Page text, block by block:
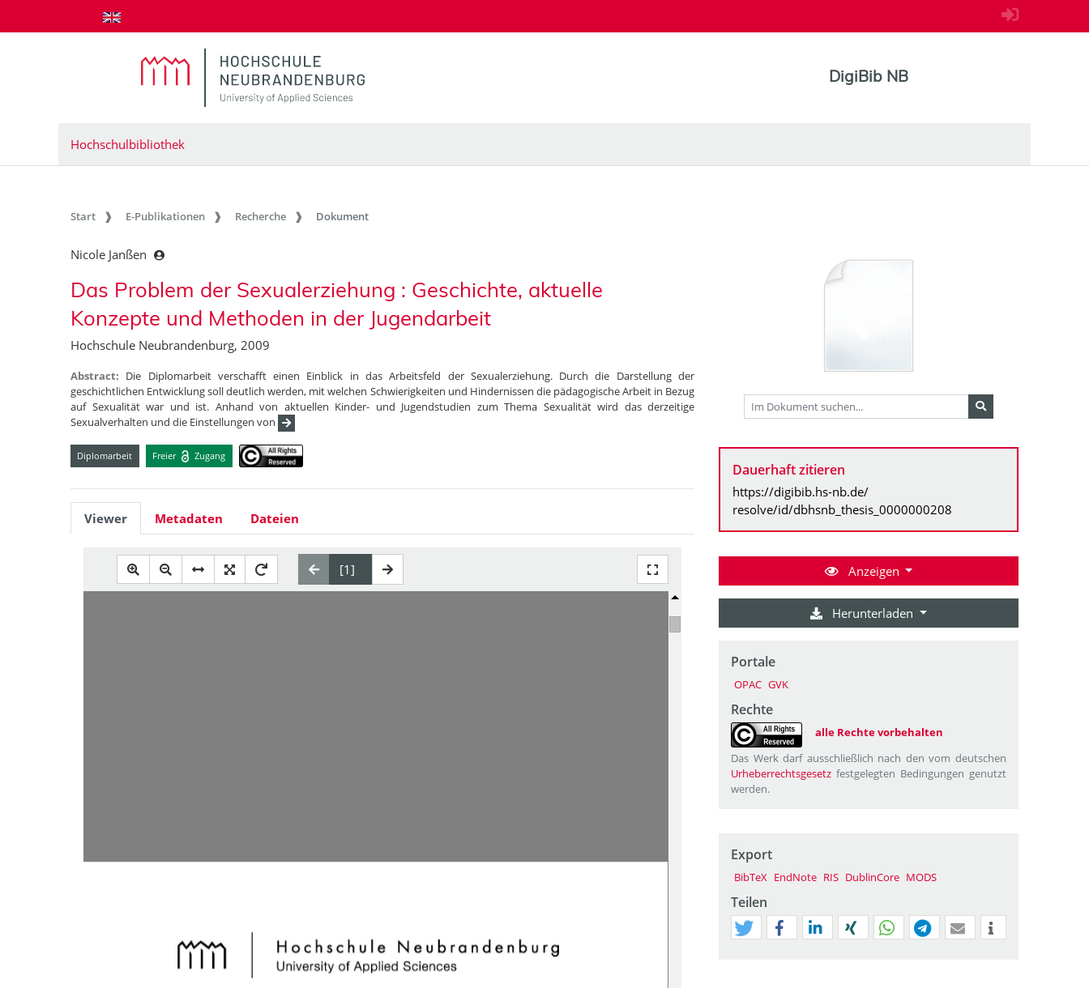
zum Inhalt springen
DigiBib NB
Hochschulbibliothek
Start E-Publikationen Recherche Dokument
Nicole Janßen
Das Problem der Sexualerziehung : Geschichte, aktuelle
Konzepte und Methoden in der Jugendarbeit
Hochschule Neubrandenburg, 2009
Abstract: Die Diplomarbeit verschafft einen Einblick in das Arbeitsfeld der Sexualerziehung. Durch die Darstellung der
geschichtlichen Entwicklung soll deutlich werden, mit welchen Schwierigkeiten und Hindernissen die pädagogische Arbeit in Bezug
auf Sexualität war und ist. Anhand von aktuellen Kinder- und Jugendstudien zum Thema Sexualität wird das derzeitige
Sexualverhalten und die Einstellungen von
Diplomarbeit Freier Zugang
Viewer Metadaten Dateien
Dauerhaft zitieren
https://digibib.hs-nb.de/
resolve/id/dbhsnb_thesis_0000000208
Anzeigen
Herunterladen
Portale
OPAC GVK
Rechte
alle Rechte vorbehalten
Das Werk darf ausschließlich nach den vom deutschen
Urheberrechtsgesetz festgelegten Bedingungen genutzt
werden.
Export
BibTeX EndNote RIS DublinCore MODS
Teilen